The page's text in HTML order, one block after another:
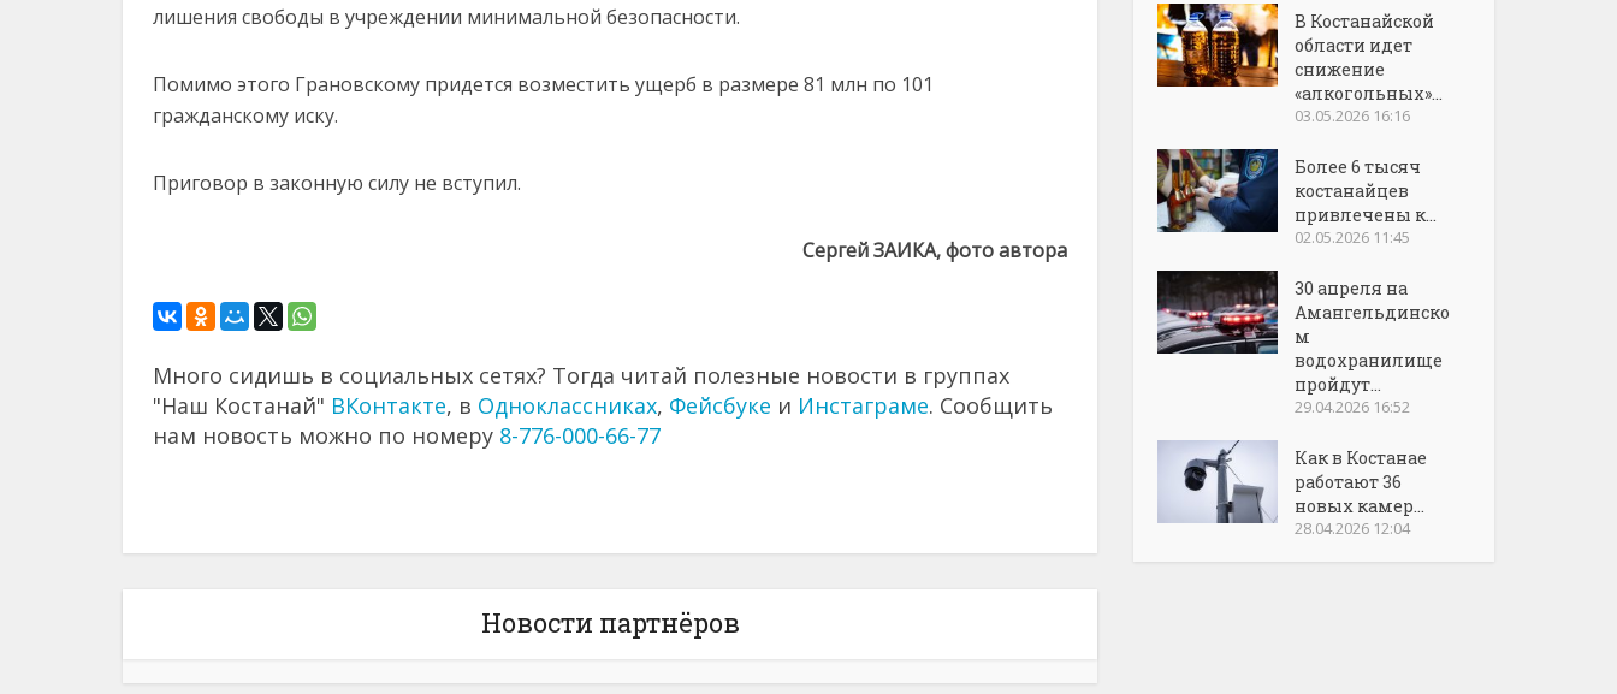
лишения свободы в учреждении минимальной безопасности.
Помимо этого Грановскому придется возместить ущерб в размере 81 млн по 101
гражданскому иску.
Приговор в законную силу не вступил.
Сергей ЗАИКА, фото автора
Много сидишь в социальных сетях? Тогда читай полезные новости в группах
"Наш Костанай" ВКонтакте, в Одноклассниках, Фейсбуке и Инстаграме. Сообщить
нам новость можно по номеру 8-776-000-66-77
Новости партнёров
В Костанайской
области идет
снижение
«алкогольных»...
03.05.2026 16:16
Более 6 тысяч
костанайцев
привлечены к...
02.05.2026 11:45
30 апреля на
Амангельдинско
м
водохранилище
пройдут...
29.04.2026 16:52
Как в Костанае
работают 36
новых камер...
28.04.2026 12:04